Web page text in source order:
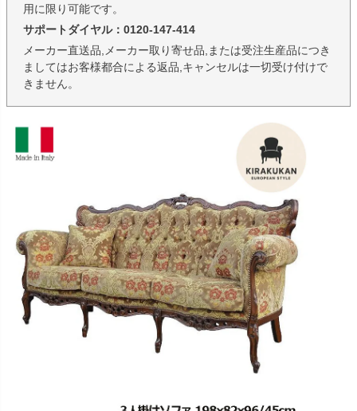
用に限り可能です。
サポートダイヤル：0120-147-414
メーカー直送品,メーカー取り寄せ品,または受注生産品につき
ましてはお客様都合による返品,キャンセルは一切受け付けで
きません。